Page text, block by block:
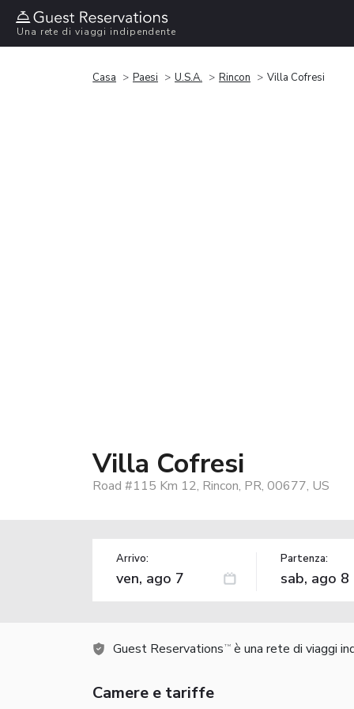
Una rete di viaggi indipendente
Casa Paesi U.S.A. Rincon Villa Cofresi
Villa Cofresi
Road #115 Km 12, Rincon, PR, 00677, US
Arrivo: Partenza:
Guest Reservations TM è una rete di viaggi
Camere e tariffe